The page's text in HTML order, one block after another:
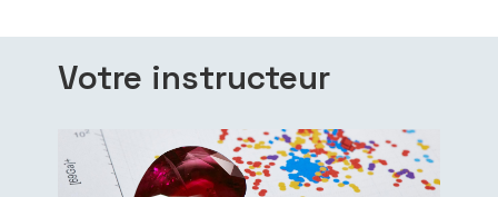
Votre instructeur